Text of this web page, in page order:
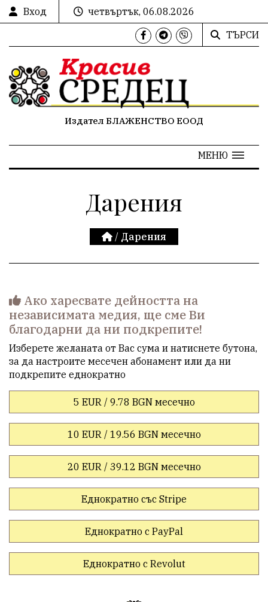
Вход
четвъртък, 06.08.2026
ТЪРСИ
Издател БЛАЖЕНСТВО ЕООД
МЕНЮ
Дарения
/ Дарения
Ако харесвате дейността на
независимата медия, ще сме Ви
благодарни да ни подкрепите!
Изберете желаната от Вас сума и натиснете бутона,
за да настроите месечен абонамент или да ни
подкрепите еднократно
5 EUR / 9.78 BGN месечно
10 EUR / 19.56 BGN месечно
20 EUR / 39.12 BGN месечно
Еднократно със Stripe
Еднократно с PayPal
Еднократно с Revolut